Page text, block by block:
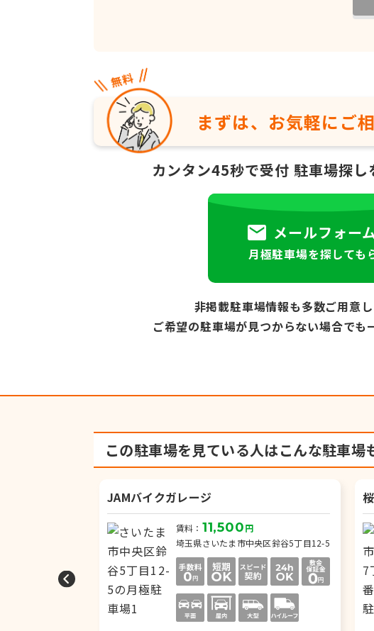
まずは、お気軽に ご
カンタン45秒で受付 駐車場探し
メールフォー
月極駐車場を探しても
非掲載駐車場情報も多数ご用意
ご希望の駐車場が見つからない場合でも
この駐車場を見ている人はこんな駐車場
JAMバイクガレージ
賃料： 11,500円
埼玉県さいたま市中央区鈴谷5丁目12-5